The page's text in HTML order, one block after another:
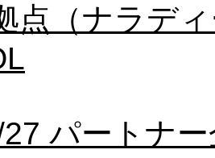
点（ナラデ
パートナ